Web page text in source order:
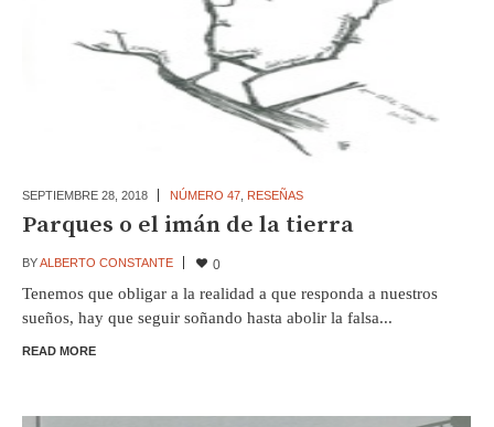
SEPTIEMBRE 28, 2018 NÚMERO 47, RESEÑAS
Parques o el imán de la tierra
BYALBERTO CONSTANTE 0
Tenemos que obligar a la realidad a que responda a nuestros
sueños, hay que seguir soñando hasta abolir la falsa...
READ MORE